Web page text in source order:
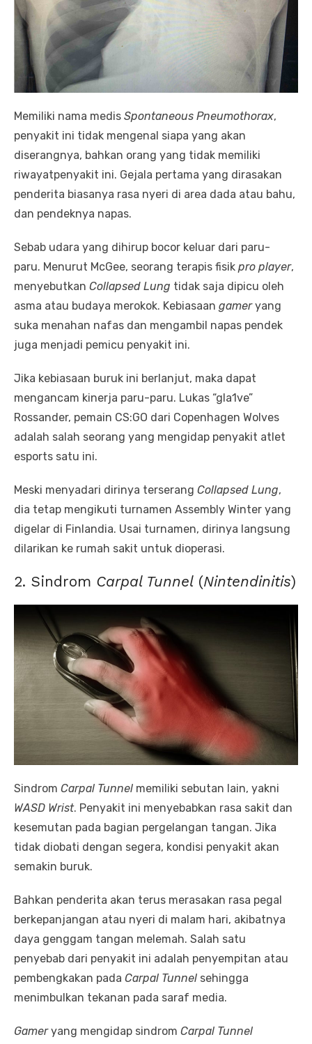
Memiliki nama medis Spontaneous Pneumothorax,
penyakit ini tidak mengenal siapa yang akan
diserangnya, bahkan orang yang tidak memiliki
riwayatpenyakit ini. Gejala pertama yang dirasakan
penderita biasanya rasa nyeri di area dada atau bahu,
dan pendeknya napas.
Sebab udara yang dihirup bocor keluar dari paru-
paru. Menurut McGee, seorang terapis fisik pro player,
menyebutkan Collapsed Lung tidak saja dipicu oleh
asma atau budaya merokok. Kebiasaan gameryang
suka menahan nafas dan mengambil napas pendek
juga menjadi pemicu penyakit ini.
Jika kebiasaan buruk ini berlanjut, maka dapat
mengancam kinerja paru-paru. Lukas “gla1ve”
Rossander, pemain CS:GO dari Copenhagen Wolves
adalah salah seorang yang mengidap penyakit atlet
esports satu ini.
Meski menyadari dirinya terserang Collapsed Lung,
dia tetap mengikuti turnamen Assembly Winter yang
digelar di Finlandia. Usai turnamen, dirinya langsung
dilarikan ke rumah sakit untuk dioperasi.
2. Sindrom Carpal Tunnel (Nintendinitis)
Sindrom Carpal Tunnel memiliki sebutan lain, yakni
WASD Wrist. Penyakit ini menyebabkan rasa sakit dan
kesemutan pada bagian pergelangan tangan. Jika
tidak diobati dengan segera, kondisi penyakit akan
semakin buruk.
Bahkan penderita akan terus merasakan rasa pegal
berkepanjangan atau nyeri di malam hari, akibatnya
daya genggam tangan melemah. Salah satu
penyebab dari penyakit ini adalah penyempitan atau
pembengkakan pada Carpal Tunnel sehingga
menimbulkan tekanan pada saraf media.
Gameryang mengidap sindrom Carpal Tunnel